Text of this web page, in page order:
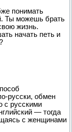
понимать
Ты можешь брать
жизнь.
начать петь и
русски, обмен
с русскими
— тогда
с женщинами